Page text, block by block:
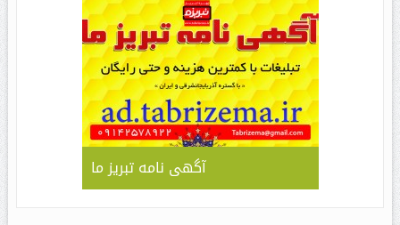
آگهی نامه تبریز ما